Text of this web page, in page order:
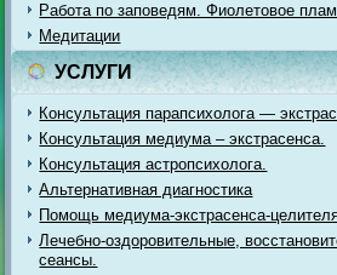
Работа по заповедям. Фиолетовое
Медитации
УСЛУГИ
Консультация парапсихолога —
Консультация медиума – экстрасенса.
Консультация астропсихолога.
Альтернативная диагностика
Помощь медиума-экстрасенса-
Лечебно-оздоровительные,
сеансы.